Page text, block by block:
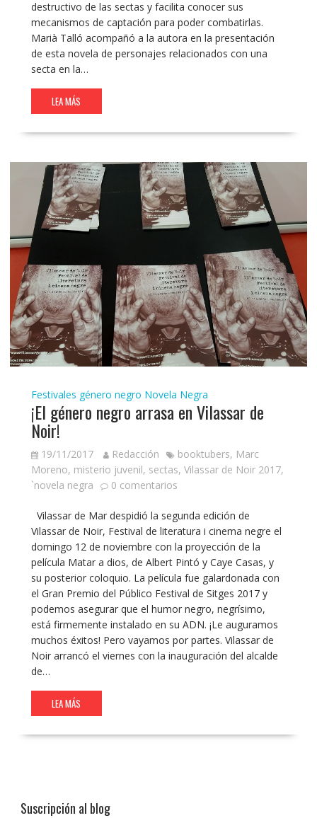
destructivo de las sectas y facilita conocer sus
mecanismos de captación para poder combatirlas.
Marià Talló acompañó a la autora en la presentación
de esta novela de personajes relacionados con una
secta en la…
LEA MÁS
Festivales género negro Novela Negra
¡El género negro arrasa en Vilassar de
Noir!
19/11/2017 Redacción booktubers, Marc
Moreno, misterio juvenil, sectas, Vilassar de Noir 2017,
`novela negra
0 comentarios
Vilassar de Mar despidió la segunda edición de
Vilassar de Noir, Festival de literatura i cinema negre el
domingo 12 de noviembre con la proyección de la
película Matar a dios, de Albert Pintó y Caye Casas, y
su posterior coloquio. La película fue galardonada con
el Gran Premio del Público Festival de Sitges 2017 y
podemos asegurar que el humor negro, negrísimo,
está firmemente instalado en su ADN. ¡Le auguramos
muchos éxitos! Pero vayamos por partes. Vilassar de
Noir arrancó el viernes con la inauguración del alcalde
de…
LEA MÁS
Suscripción al blog